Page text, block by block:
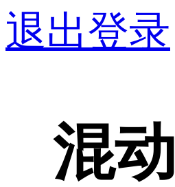
退出登录
混动